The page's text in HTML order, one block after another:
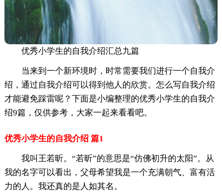
优秀小学生的自我介绍汇总九篇
当来到一个新环境时，时常需要我们进行一个自我介
绍，通过自我介绍可以得到他人的欣赏。怎么写自我介绍
才能避免踩雷呢？下面是小编整理的优秀小学生的自我介
绍9篇，仅供参考，大家一起来看看吧。
优秀小学生的自我介绍 篇1
我叫王若昕。“若昕”的意思是“仿佛初升的太阳”。从
我的名字可以看出，父母希望我是一个充满朝气、富有活
力的人。我还真的是人如其名。